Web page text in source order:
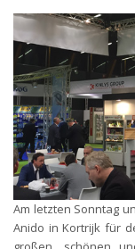
Am letzten Sonntag
Anido in Kortrijk für